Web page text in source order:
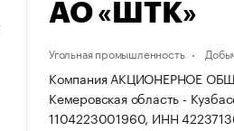
АО «ШТК»
Угольная промышленность
Компания АКЦИОНЕРНОЕ
Кемеровская область -
1104223001960, ИНН